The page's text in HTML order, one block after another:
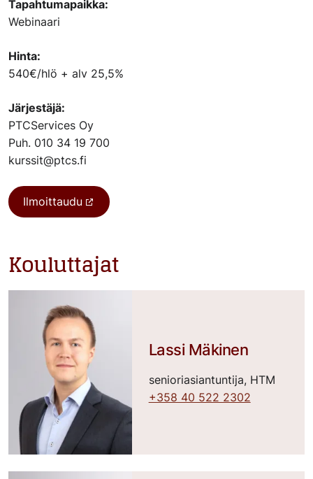
Tapahtumapaikka:
Webinaari
Hinta:
540€/hlö + alv 25,5%
Järjestäjä:
PTCServices Oy
Puh. 010 34 19 700
kurssit@ptcs.fi
Ilmoittaudu
Kouluttajat
Lassi Mäkinen
senioriasiantuntija, HTM
+358 40 522 2302